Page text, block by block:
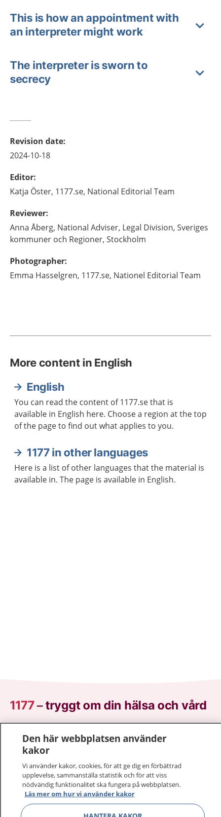
This is how an appointment with
an interpreter might work
The interpreter is sworn to
secrecy
Revision date:
2024-10-18
Editor:
Katja Öster, 1177.se, National Editorial Team
Reviewer:
Anna Åberg, National Adviser, Legal Division, Sveriges
kommuner och Regioner, Stockholm
Photographer:
Emma Hasselgren, 1177.se, Nationel Editorial Team
More content in English
English
You can read the content of 1177.se that is
available in English here. Choose a region at the top
of the page to find out what applies to you.
1177 in other languages
Here is a list of other languages that the material is
available in. The page is available in English.
1177–tryggt om din hälsa och vård
sjukdomar och vilka mottagningar du kan kontakta.
Logga in för att läsa din journal och göra dina
vårdärenden. Ring telefonnummer 1177 för
sjukvårdsrådgivning dygnet runt.
1177 ger dig råd när du vill må bättre.
Den här webbplatsen använder
kakor
Vi använder kakor, cookies, för att ge dig en förbättrad
upplevelse, sammanställa statistik och för att viss
nödvändig funktionalitet ska fungera på webbplatsen.
Läs mer om hur vi använder kakor